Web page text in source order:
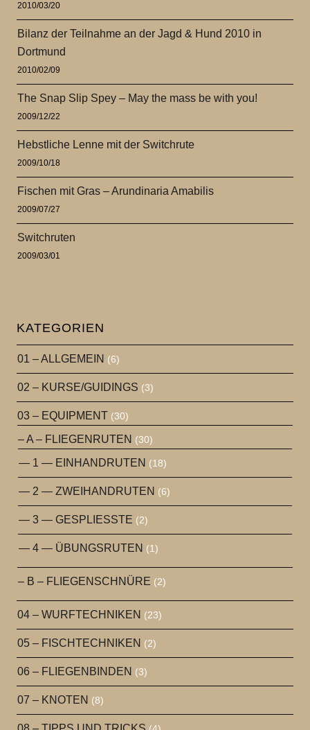
2010/03/20
Bilanz der Teilnahme an der Jagd & Hund 2010 in
Dortmund
2010/02/09
The Snap Slip Spey – May the mass be with you!
2009/12/22
Hebstliche Lenne mit der Switchrute
2009/10/18
Fischen mit Gras – Arundinaria Amabilis
2009/07/27
Switchruten
2009/03/01
KATEGORIEN
01 – ALLGEMEIN (6)
02 – KURSE/GUIDINGS (3)
03 – EQUIPMENT (30)
– A – FLIEGENRUTEN (30)
— 1 — EINHANDRUTEN (18)
— 2 — ZWEIHANDRUTEN (6)
— 3 — GESPLIESSTE (2)
— 4 — ÜBUNGSRUTEN (1)
– B – FLIEGENSCHNÜRE (2)
04 – WURFTECHNIKEN (23)
05 – FISCHTECHNIKEN (2)
06 – FLIEGENBINDEN (3)
07 – KNOTEN (8)